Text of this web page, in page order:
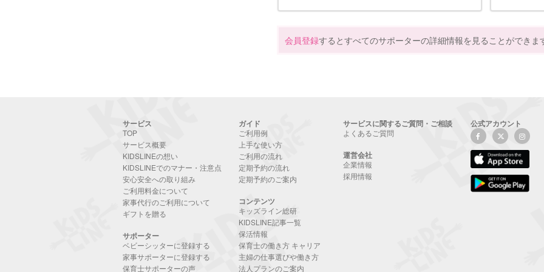
会員登録するとすべてのサポーターの詳細情報を見ることができま
サービス
TOP
サービス概要
KIDSLINEの想い
KIDSLINEでのマナー・注意点
安心安全への取り組み
ご利用料金について
家事代行のご利用について
ギフトを贈る
サポーター
ベビーシッターに登録する
家事サポーターに登録する
保育士サポーターの声
ガイド
ご利用例
上手な使い方
ご利用の流れ
定期予約の流れ
定期予約のご案内
コンテンツ
キッズライン総研
KIDSLINE記事一覧
保活情報
保育士の働き方 キャリア
主婦の仕事選びや働き方
法人プランのご案内
サービスに関するご質問・ご相談
よくあるご質問
運営会社
企業情報
採用情報
公式アカウント